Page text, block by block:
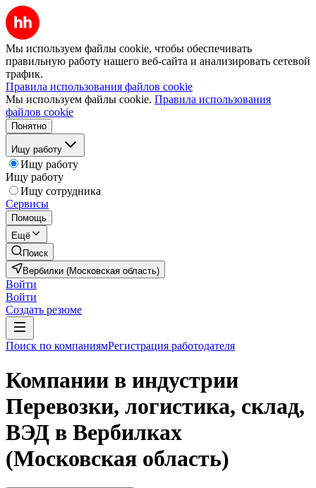
Мы используем файлы cookie, чтобы обеспечивать
правильную работу нашего веб-сайта и анализировать сетевой
трафик.
Правила использования файлов cookie
Мы используем файлы cookie. Правила использования
файлов cookie
Понятно
Ищу работу
Ищу работу
Ищу работу
Ищу сотрудника
Сервисы
Помощь
Ещё
Поиск
Вербилки (Московская область)
Войти
Войти
Создать резюме
Поиск по компаниямРегистрация работодателя
Компании в индустрии
Перевозки, логистика, склад,
ВЭД в Вербилках
(Московская область)